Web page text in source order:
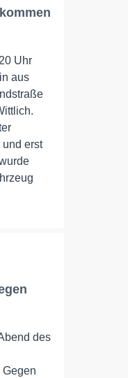
Uhr
aus
erst
des